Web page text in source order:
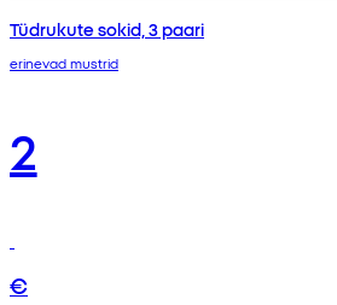
Tüdrukute sokid, 3 paari
erinevad mustrid
2
€